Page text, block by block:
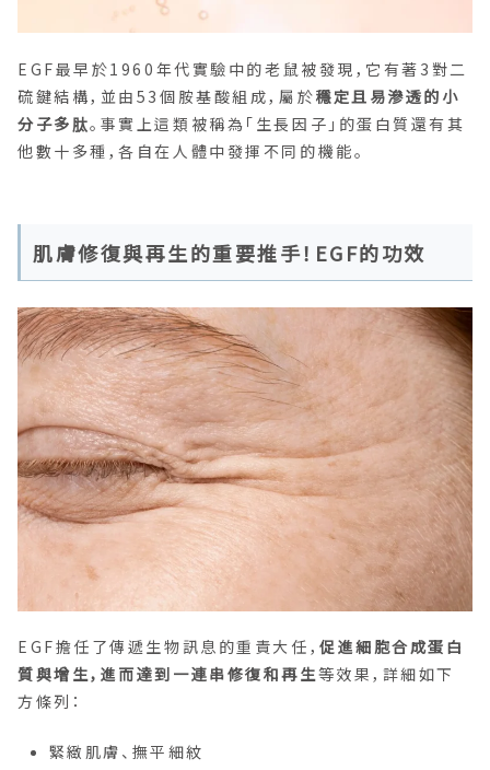
EGF最早於1960年代實驗中的老鼠被發現，它有著3對二
硫鍵結構，並由53個胺基酸組成，屬於穩定且易滲透的小
分子多肽。事實上這類被稱為「生長因子」的蛋白質還有其
他數十多種，各自在人體中發揮不同的機能。
肌膚修復與再生的重要推手！EGF的功效
EGF擔任了傳遞生物訊息的重責大任，促進細胞合成蛋白
質與增生，進而達到一連串修復和再生等效果，詳細如下
方條列：
緊緻肌膚、撫平細紋